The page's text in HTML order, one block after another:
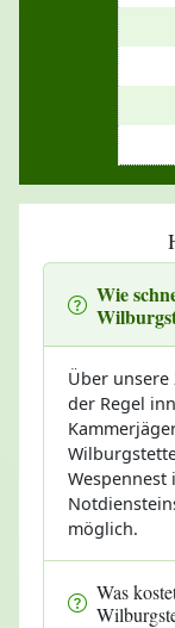
Wie
Über
der Regel
Wespennest
möglich.
Was